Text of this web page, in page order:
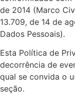
de 2014 (Marco
13.709, de 14 de
Dados Pessoais).
Esta Política de
decorrência de
qual se convida o
seção.